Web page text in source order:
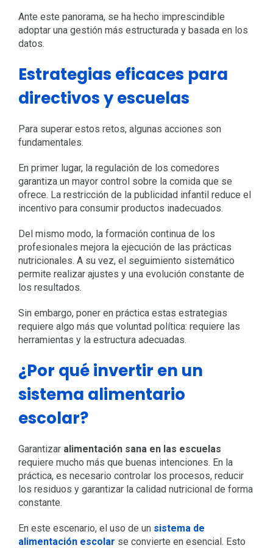
Ante este panorama, se ha hecho imprescindible
adoptar una gestión más estructurada y basada en los
datos.
Estrategias eficaces para
directivos y escuelas
Para superar estos retos, algunas acciones son
fundamentales.
En primer lugar, la regulación de los comedores
garantiza un mayor control sobre la comida que se
ofrece. La restricción de la publicidad infantil reduce el
incentivo para consumir productos inadecuados.
Del mismo modo, la formación continua de los
profesionales mejora la ejecución de las prácticas
nutricionales. A su vez, el seguimiento sistemático
permite realizar ajustes y una evolución constante de
los resultados.
Sin embargo, poner en práctica estas estrategias
requiere algo más que voluntad política: requiere las
herramientas y la estructura adecuadas.
¿Por qué invertir en un
sistema alimentario
escolar?
Garantizar alimentación sana en las escuelas
requiere mucho más que buenas intenciones. En la
práctica, es necesario controlar los procesos, reducir
los residuos y garantizar la calidad nutricional de forma
constante.
En este escenario, el uso de un sistema de
alimentación escolar se convierte en esencial. Esto